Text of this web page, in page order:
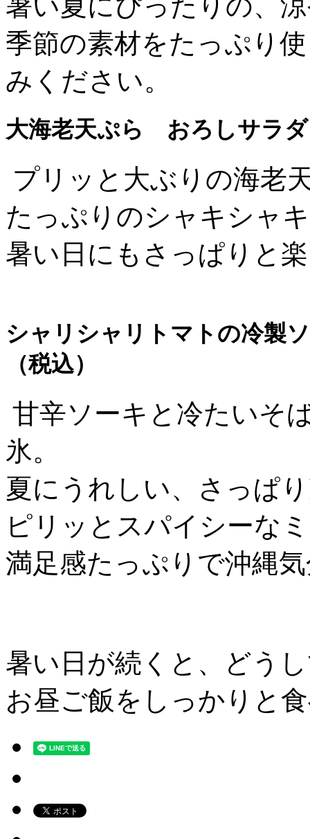
季節の素材をたっぷり
みください。
大海老天ぷら おろしサラ
プリッと大ぶりの海老
たっぷりのシャキシャ
暑い日にもさっぱりと
シャリシャリトマトの冷
（税込）
甘辛ソーキと冷たいそ
氷。
夏にうれしい、さっぱ
ピリッとスパイシーな
満足感たっぷりで沖縄
暑い日が続くと、どう
お昼ご飯をしっかりと